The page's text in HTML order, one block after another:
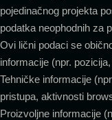
pojedinačnog projekta
podatka neophodnih za
Ovi lični podaci se
informacije (npr.
Tehničke informacije
pristupa, aktivnosti
Proizvoljne informacije